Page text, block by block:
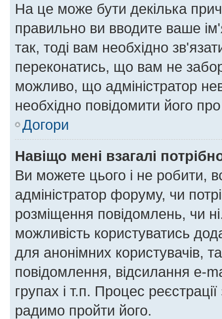
На це може бути декілька
правильно ви вводите ваше
так, тоді вам необхідно
переконатись, що вам не
можливо, що адміністратор
необхідно повідомити його
Догори
Навіщо мені взагалі
Ви можете цього і не робити,
адміністратор форуму, чи
розміщення повідомлень, чи
можливість користуватись
для анонімних користувачів,
повідомлення, відсилання e-
групах і т.п. Процес
радимо пройти його.